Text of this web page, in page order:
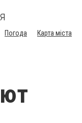
Погода Карта міста